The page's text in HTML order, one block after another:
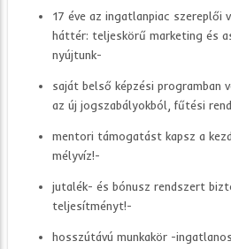
17 éve az ingatlanpiac szereplői
háttér: teljeskörű marketing és
nyújtunk-
saját belső képzési programban
az új jogszabályokból, fűtési
mentori támogatást kapsz a
mélyvíz!-
jutalék- és bónusz rendszert
teljesítményt!-
hosszútávú munkakör -